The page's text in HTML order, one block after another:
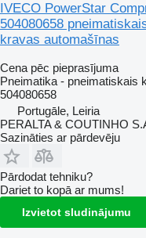
IVECO PowerStar
504080658
kravas automašīnas
Cena pēc pieprasījuma
Pneimatika - pneimatiskais
504080658
Portugāle, Leiria
PERALTA & COUTINHO
Sazināties ar pārdevēju
Pārdodat tehniku?
Dariet to kopā ar mums!
Izvietot sludinājumu